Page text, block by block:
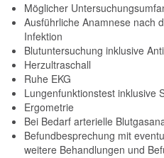
Möglicher
Ausführliche Anamnese nach
Infektion
Blutuntersuchung inklusive
Herzultraschall
Ruhe EKG
Lungenfunktionstest inklusive
Ergometrie
Bei Bedarf arterielle
Befundbesprechung mit
weitere Behandlungen und